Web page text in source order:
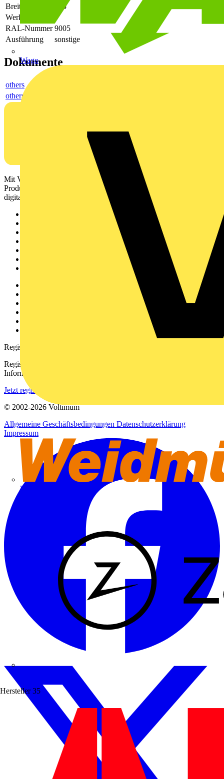
Wago
Weidmüller
Hersteller 35
Breite
125
Werkstoff
RAL-Nummer 9005
Ausführung
sonstige
Dokumente
others
others
Mit Voltimum erhalten Elektrofachkräfte Zugang zu Branchennews,
Produktinformationen, Schulungen und Tools – alles auf einer
digitalen Plattform und Community.
Registrierung
Registrieren Sie sich kostenlos und erhalten Sie stets aktuelle
Informationen aus der Elektroindustrie.
Jetzt registrieren
© 2002-2026 Voltimum
Allgemeine Geschäftsbedingungen Datenschutzerklärung
Impressum